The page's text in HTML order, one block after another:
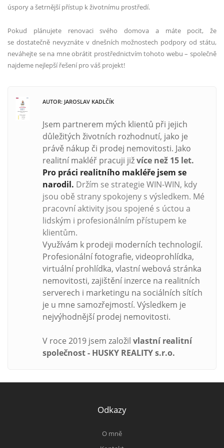
úspory a šetrnější přístup k životnímu prostředí.
Pokud plánujete renovaci svého domova a máte pocit, že
se dostatečně nevyznáte v dnešních možnostech podpory od státu,
neváhejte se na mne obrátit prostřednictvím tohoto webu – společně
najdeme nejlepší řešení pro váš projekt!
AUTOR: JAROSLAV KADLČÍK
Jsem partnerem mých klientů při jejich
důležitých životních rozhodnutí, jako je
právě nákup či prodej nemovitosti. Jako
realitní makléř pracuji jižvíce než 15 let.
Pro práci realitního makléře jsem se
narodil. Držím se strategie WIN-WIN, kdy
jsou obě strany spokojeny s výsledkem. Mé
pracovní aktivity jsou spojené s úctou a
lidským i profesionálním přístupem ke
klientům.
Využívám k prodeji moderních technologií.
Profesionální fotografie, videoprohlídka,
virtuální prohlídka, vlastní webová stránka
nemovitosti, zajištění inzerce na realitních
serverech i marketingu na sociálních sítích
je u mne samozřejmostí. Výsledkem je
nejvýhodnější prodej nemovitosti.
V roce 2019 jsem založilvlastní realitní
společnost - HUSKY REALITY s.r.o.
Odkazy
O mně